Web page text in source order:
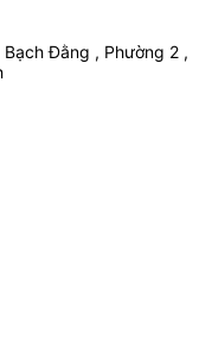
Đằng , Phường 2 ,